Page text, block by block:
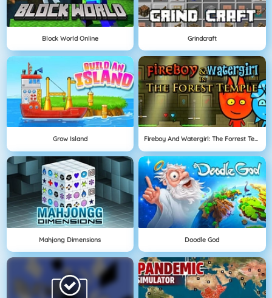
Block World Online Grindcraft
Grow Island Fireboy And Watergirl: The Forrest Temple
Mahjong Dimensions Doodle God